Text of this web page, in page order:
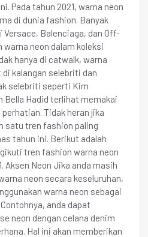
Pada tahun 2021, warna neon
di dunia fashion. Banyak
Balenciaga, dan Off-
neon dalam koleksi
hanya di catwalk, warna
kalangan selebriti dan
selebriti seperti Kim
Bella Hadid terlihat memakai
Tidak heran jika
satu tren fashion paling
tahun ini. Berikut adalah
tren fashion warna neon
Aksen Neon Jika anda masih
neon secara keseluruhan,
warna neon sebagai
anda dapat
neon dengan celana denim
Hal ini akan memberikan